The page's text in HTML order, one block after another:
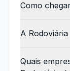
Como
A
Quais